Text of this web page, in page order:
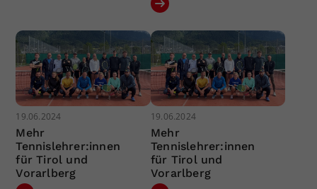
19.06.2024
Mehr
Tennislehrer:innen
für Tirol und
Vorarlberg
19.06.2024
Mehr
Tennislehrer:innen
für Tirol und
Vorarlberg